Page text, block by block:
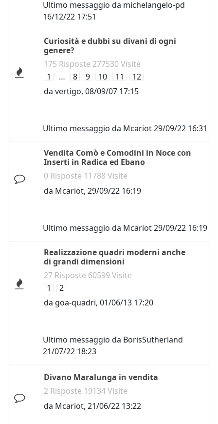
Ultimo messaggio da michelangelo-pd
16/12/22 17:51
Curiosità e dubbi su divani di ogni
genere?
175 Risposte 277530 Visite
1
… 8 9 10 11
12
da vertigo, 08/09/07 17:15
Ultimo messaggio da Mcariot29/09/22 16:31
Vendita Comò e Comodini in Noce con
Inserti in Radica ed Ebano
0 Risposte 11788 Visite
da Mcariot, 29/09/22 16:19
Ultimo messaggio da Mcariot29/09/22 16:19
Realizzazione quadri moderni anche
di grandi dimensioni
27 Risposte 60599 Visite
1
2
da goa-quadri, 01/06/13 17:20
Ultimo messaggio da BorisSutherland
21/07/22 18:23
Divano Maralunga in vendita
2 Risposte 19134 Visite
da Mcariot, 21/06/22 13:22